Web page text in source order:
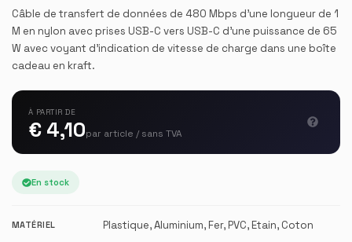
Câble de transfert de données de 480 Mbps d'une longueur de 1
M en nylon avec prises USB-C vers USB-C d'une puissance de 65
W avec voyant d'indication de vitesse de charge dans une boîte
cadeau en kraft.
À PARTIR DE
€ 4,10par article / sans TVA
En stock
MATÉRIEL Plastique, Aluminium, Fer, PVC, Etain, Coton